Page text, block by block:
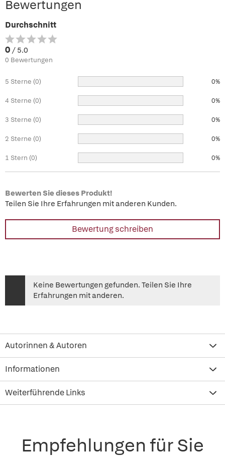
Bewertungen
Durchschnitt
0 / 5.0
0 Bewertungen
5 Sterne (0) 0%
4 Sterne (0) 0%
3 Sterne (0) 0%
2 Sterne (0) 0%
1 Stern (0) 0%
Bewerten Sie dieses Produkt!
Teilen Sie Ihre Erfahrungen mit anderen Kunden.
Bewertung schreiben
Keine Bewertungen gefunden. Teilen Sie Ihre
Erfahrungen mit anderen.
Autorinnen & Autoren
Informationen
Weiterführende Links
Empfehlungen für Sie